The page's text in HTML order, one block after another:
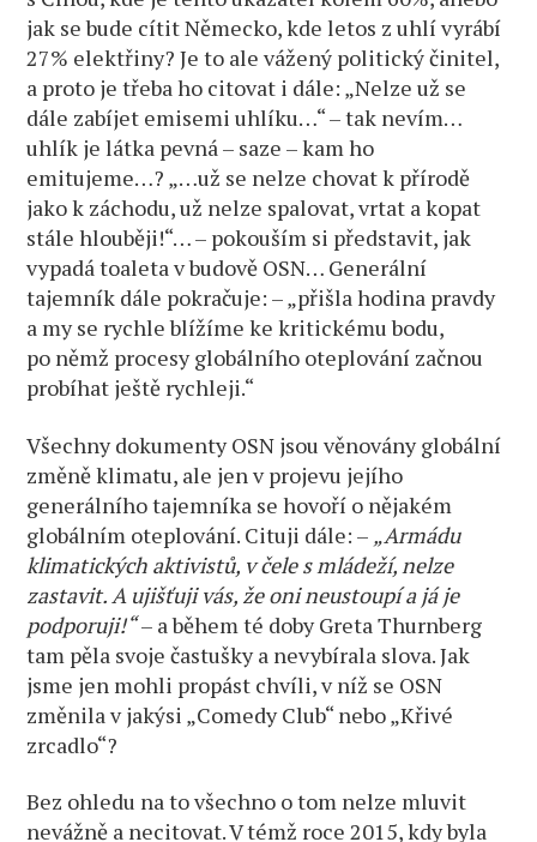
jak se bude cítit Německo, kde letos z uhlí vyrábí
27% elektřiny? Je to ale vážený politický činitel,
a proto je třeba ho citovat i dále: „Nelze už se
dále zabíjet emisemi uhlíku…“ – tak nevím…
uhlík je látka pevná – saze – kam ho
emitujeme…? „…už se nelze chovat k přírodě
jako k záchodu, už nelze spalovat, vrtat a kopat
stále hlouběji!“… – pokouším si představit, jak
vypadá toaleta v budově OSN… Generální
tajemník dále pokračuje: – „přišla hodina pravdy
a my se rychle blížíme ke kritickému bodu,
po němž procesy globálního oteplování začnou
probíhat ještě rychleji.“
Všechny dokumenty OSN jsou věnovány globální
změně klimatu, ale jen v projevu jejího
generálního tajemníka se hovoří o nějakém
globálním oteplování. Cituji dále: – „Armádu
klimatických aktivistů, v čele s mládeží, nelze
zastavit. A ujišťuji vás, že oni neustoupí a já je
podporuji!“– a během té doby Greta Thurnberg
tam pěla svoje častušky a nevybírala slova. Jak
jsme jen mohli propást chvíli, v níž se OSN
změnila v jakýsi „Comedy Club“ nebo „Křivé
zrcadlo“?
Bez ohledu na to všechno o tom nelze mluvit
nevážně a necitovat. V témž roce 2015, kdy byla